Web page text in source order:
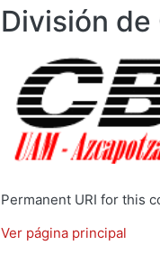
División de
Permanent URI for this
Ver página principal